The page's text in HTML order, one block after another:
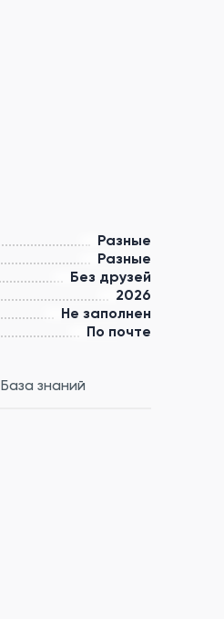
Разные
Разные
Без друзей
2026
Не заполнен
По почте
База знаний